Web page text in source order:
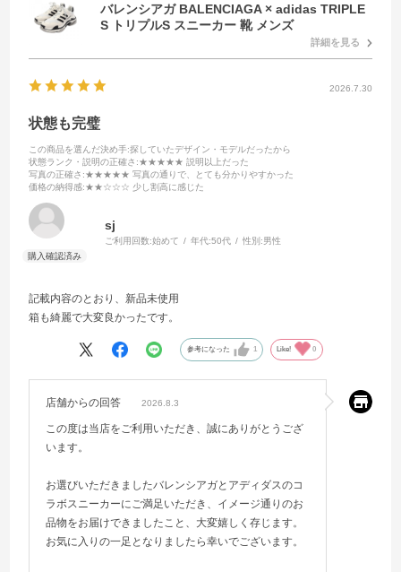
バレンシアガ BALENCIAGA × adidas TRIPLE
S トリプルS スニーカー 靴 メンズ
詳細を見る
2026.7.30
状態も完璧
この商品を選んだ決め手:探していたデザイン・モデルだったから
状態ランク・説明の正確さ :★★★★★ 説明以上だった
写真の正確さ :★★★★★ 写真の通りで、とても分かりやすかった
価格の納得感:★★☆☆☆ 少し割高に感じた
sj
ご利用回数:始めて 年代:50代 性別:男性
記載内容のとおり、新品未使用
箱も綺麗で大変良かったです。
参考になった 1 Like! 0
店舗からの回答 2026.8.3
この度は当店をご利用いただき、誠にありがとうござ
います。
お選びいただきましたバレンシアガとアディダスのコ
ラボスニーカーにご満足いただき、イメージ通りのお
品物をお届けできましたこと、大変嬉しく存じます。
お気に入りの一足となりましたら幸いでございます。